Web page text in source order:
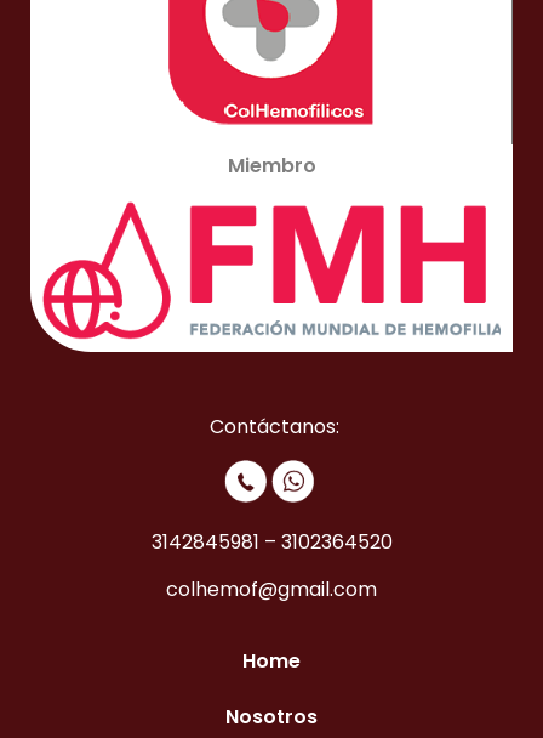
Miembro
Contáctanos:
3142845981 – 3102364520
colhemof@gmail.com
Home
Nosotros